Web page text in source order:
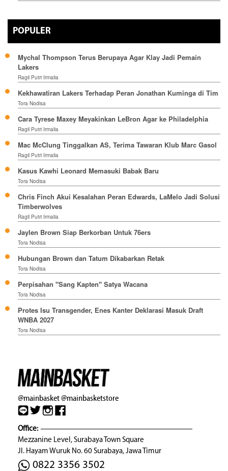
POPULER
Mychal Thompson Terus Berupaya Agar Klay Jadi Pemain
Lakers
Ragil Putri Irmalia
Kekhawatiran Lakers Terhadap Peran Jonathan Kuminga di Tim
Tora Nodisa
Cara Tyrese Maxey Meyakinkan LeBron Agar ke Philadelphia
Ragil Putri Irmalia
Mac McClung Tinggalkan AS, Terima Tawaran Klub Marc Gasol
Ragil Putri Irmalia
Kasus Kawhi Leonard Memasuki Babak Baru
Tora Nodisa
Chris Finch Akui Kesalahan Peran Edwards, LaMelo Jadi Solusi
Timberwolves
Ragil Putri Irmalia
Jaylen Brown Siap Berkorban Untuk 76ers
Tora Nodisa
Hubungan Brown dan Tatum Dikabarkan Retak
Tora Nodisa
Perpisahan "Sang Kapten" Satya Wacana
Tora Nodisa
Protes Isu Transgender, Enes Kanter Deklarasi Masuk Draft
WNBA 2027
Tora Nodisa
@mainbasket@mainbasketstore
Office:
Mezzanine Level, Surabaya Town Square
Jl. Hayam Wuruk No. 60 Surabaya, Jawa Timur
0822 3356 3502